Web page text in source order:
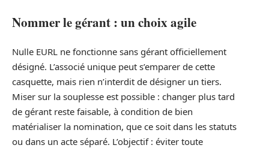
Nommer le gérant : un choix agile
Nulle EURL ne fonctionne sans gérant officiellement
désigné. L’associé unique peut s’emparer de cette
casquette, mais rien n’interdit de désigner un tiers.
Miser sur la souplesse est possible : changer plus tard
de gérant reste faisable, à condition de bien
matérialiser la nomination, que ce soit dans les statuts
ou dans un acte séparé. L’objectif : éviter toute